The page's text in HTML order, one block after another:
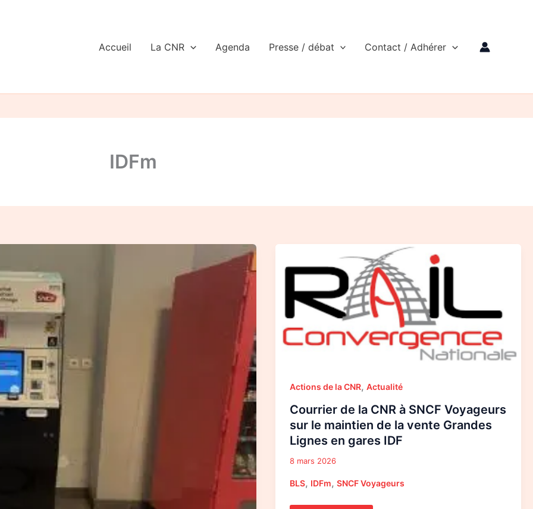
Accueil La CNR Agenda Presse / débat Contact / Adhérer
IDFm
Actions de la CNR, Actualité
Courrier de la CNR à SNCF Voyageurs
sur le maintien de la vente Grandes
Lignes en gares IDF
8 mars 2026
BLS, IDFm, SNCF Voyageurs
la
CNR
SNCF
Voyageurs
le
maintien
de
Lignes
en
IDF